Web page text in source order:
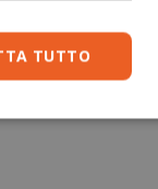
TUTTO